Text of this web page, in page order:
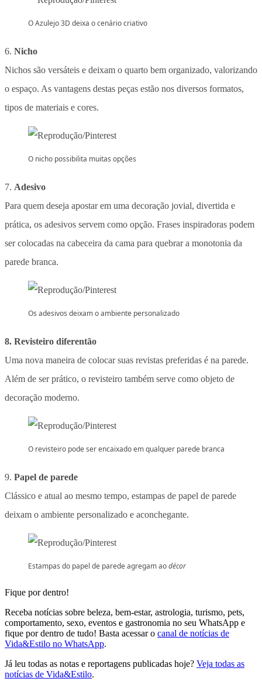
O Azulejo 3D deixa o cenário criativo
6. Nicho
Nichos são versáteis e deixam o quarto bem organizado, valorizando
o espaço. As vantagens destas peças estão nos diversos formatos,
tipos de materiais e cores.
O nicho possibilita muitas opções
7. Adesivo
Para quem deseja apostar em uma decoração jovial, divertida e
prática, os adesivos servem como opção. Frases inspiradoras podem
ser colocadas na cabeceira da cama para quebrar a monotonia da
parede branca.
Os adesivos deixam o ambiente personalizado
8. Revisteiro diferentão
Uma nova maneira de colocar suas revistas preferidas é na parede.
Além de ser prático, o revisteiro também serve como objeto de
decoração moderno.
O revisteiro pode ser encaixado em qualquer parede branca
9. Papel de parede
Clássico e atual ao mesmo tempo, estampas de papel de parede
deixam o ambiente personalizado e aconchegante.
Estampas do papel de parede agregam aodécor
Fique por dentro!
Receba notícias sobre beleza, bem-estar, astrologia, turismo, pets,
comportamento, sexo, eventos e gastronomia no seu WhatsApp e
fique por dentro de tudo! Basta acessar o canal de notícias de
Vida&Estilo no WhatsApp.
Já leu todas as notas e reportagens publicadas hoje? Veja todas as
notícias de Vida&Estilo.